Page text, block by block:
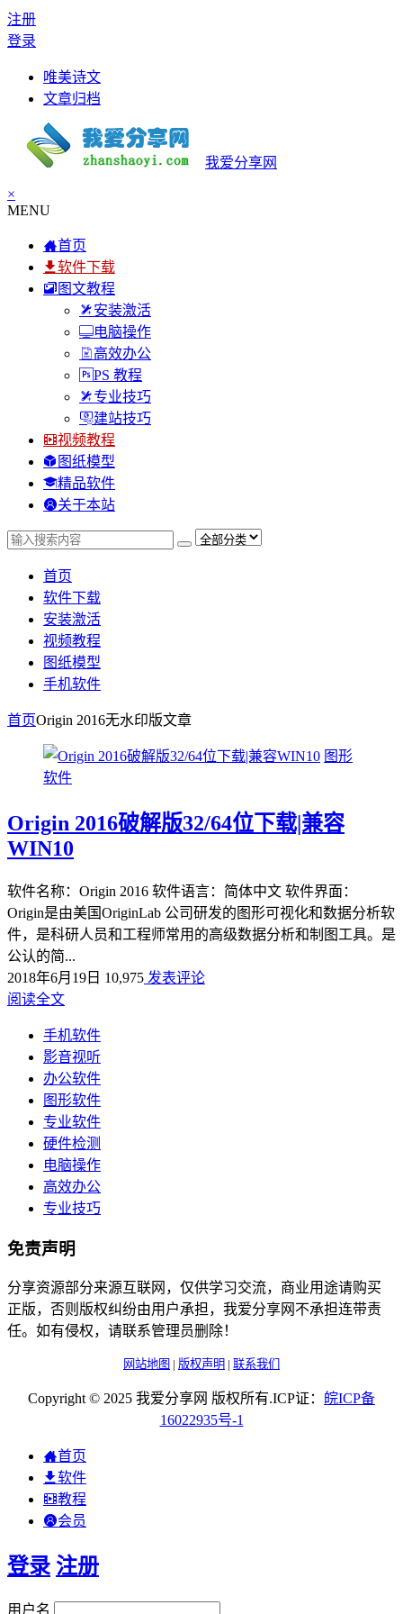
注册
登录
唯美诗文
文章归档
我爱分享网
×
MENU
首页
软件下载
图文教程
安装激活
电脑操作
高效办公
PS 教程
专业技巧
建站技巧
视频教程
图纸模型
精品软件
关于本站
首页
软件下载
安装激活
视频教程
图纸模型
手机软件
首页Origin 2016无水印版文章
图形
软件
Origin 2016破解版32/64位下载|兼容
WIN10
软件名称：Origin 2016 软件语言：简体中文 软件界面：
Origin是由美国OriginLab 公司研发的图形可视化和数据分析软
件，是科研人员和工程师常用的高级数据分析和制图工具。是
公认的简...
2018年6月19日 10,975 发表评论
阅读全文
手机软件
影音视听
办公软件
图形软件
专业软件
硬件检测
电脑操作
高效办公
专业技巧
免责声明
分享资源部分来源互联网，仅供学习交流，商业用途请购买
正版，否则版权纠纷由用户承担，我爱分享网不承担连带责
任。如有侵权，请联系管理员删除！
网站地图 | 版权声明 | 联系我们
Copyright © 2025 我爱分享网 版权所有.ICP证： 皖ICP备
16022935号-1
首页
软件
教程
会员
登录 注册
用户名